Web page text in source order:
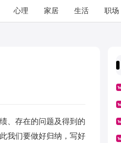
心理 家居 生活 职场
、存在的问题及得到的
我们要做好归纳，写好